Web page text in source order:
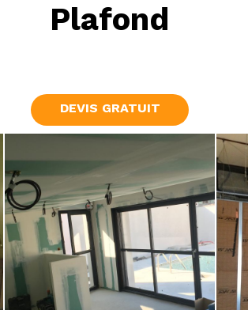
Plafond
DEVIS GRATUIT